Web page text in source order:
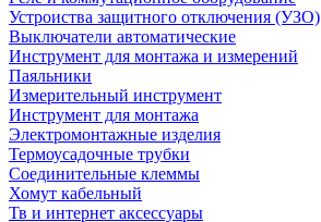
Устроиства защитного отключения (УЗО)
Выключатели автоматические
Инструмент для монтажа и измерений
Паяльники
Измерительный инструмент
Инструмент для монтажа
Электромонтажные изделия
Термоусадочные трубки
Соединительные клеммы
Хомут кабельный
Тв и интернет аксессуары